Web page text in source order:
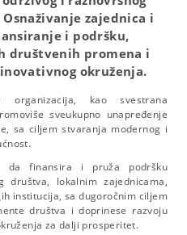
Osnaživanje zajednica i
i podršku,
društvenih promena i
okruženja.
organizacija, kao svestrana
sveukupno unapređenje
sa ciljem stvaranja modernog i
da finansira i pruža podršku
društva, lokalnim zajednicama,
institucija, sa dugoročnim ciljem
društva i doprinese razvoju
za dalji prosperitet.